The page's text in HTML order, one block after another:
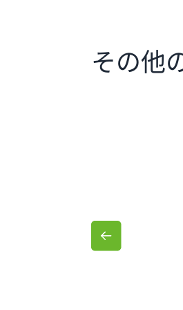
その他